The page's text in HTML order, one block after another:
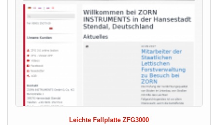
Leichte Fallplatte ZFG3000